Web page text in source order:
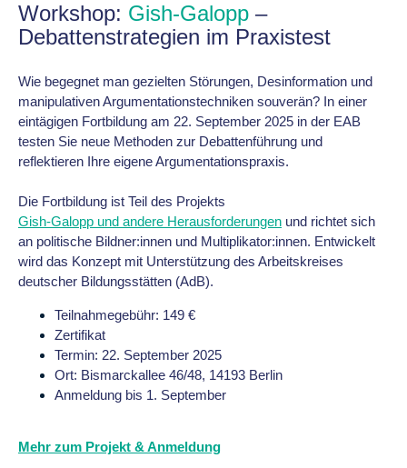
Workshop: Gish-Galopp –
Debattenstrategien im Praxistest
Wie begegnet man gezielten Störungen, Desinformation und
manipulativen Argumentationstechniken souverän? In einer
eintägigen Fortbildung am 22. September 2025 in der EAB
testen Sie neue Methoden zur Debattenführung und
reflektieren Ihre eigene Argumentationspraxis.
Die Fortbildung ist Teil des Projekts
Gish-Galopp und andere Herausforderungen und richtet sich
an politische Bildner:innen und Multiplikator:innen. Entwickelt
wird das Konzept mit Unterstützung des Arbeitskreises
deutscher Bildungsstätten (AdB).
Teilnahmegebühr: 149 €
Zertifikat
Termin: 22. September 2025
Ort: Bismarckallee 46/48, 14193 Berlin
Anmeldung bis 1. September
Mehr zum Projekt & Anmeldung